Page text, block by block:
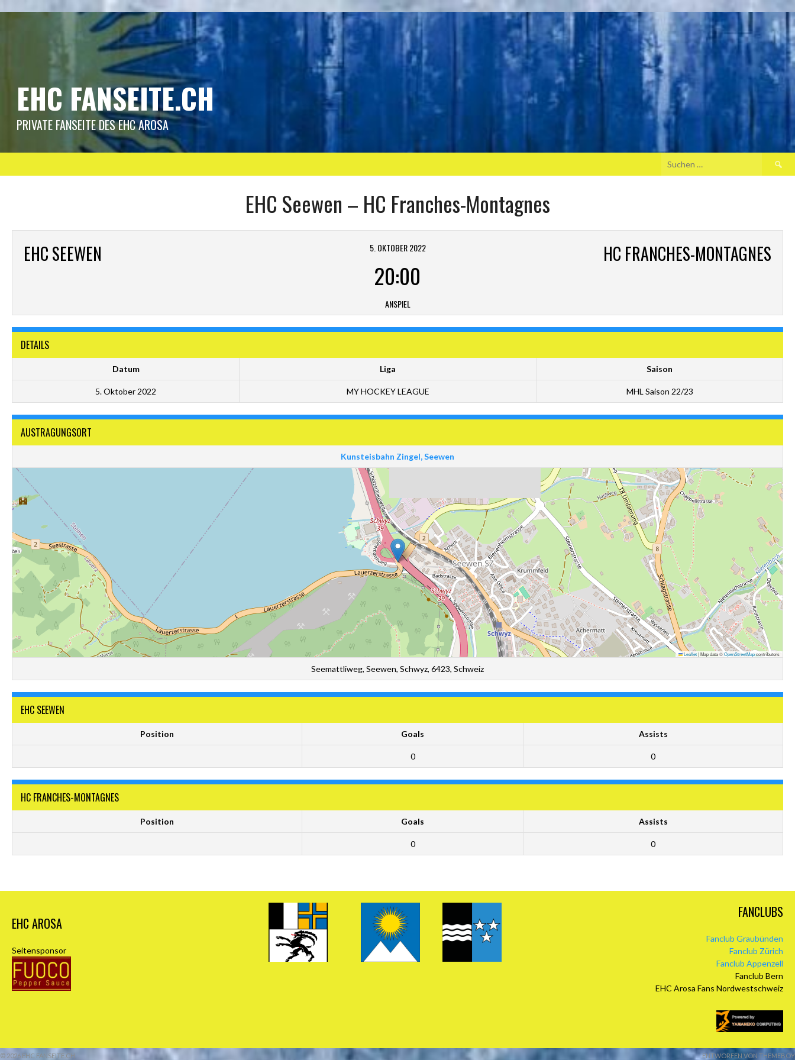
EHC FANSEITE.CH
PRIVATE FANSEITE DES EHC AROSA
Suche
nach:
EHC Seewen – HC Franches-Montagnes
EHC SEEWEN HC FRANCHES-MONTAGNES
5. OKTOBER 2022
20:00
ANSPIEL
DETAILS
Datum Liga Saison
5. Oktober 2022 MY HOCKEY LEAGUE MHL Saison 22/23
AUSTRAGUNGSORT
Kunsteisbahn Zingel, Seewen
Leaflet|Map data ©OpenStreetMapcontributors
Seemattliweg, Seewen, Schwyz, 6423, Schweiz
EHC SEEWEN
Position Goals Assists
0 0
HC FRANCHES-MONTAGNES
Position Goals Assists
0 0
EHC AROSA
Seitensponsor
FANCLUBS
Fanclub Graubünden
Fanclub Zürich
Fanclub Appenzell
Fanclub Bern
EHC Arosa Fans Nordwestschweiz
© 2026 EHC FANSEITE.CH ENTWORFEN VON THEMEBOY